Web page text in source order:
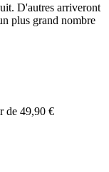
D'autres arriveront
plus grand nombre
de 49,90 €